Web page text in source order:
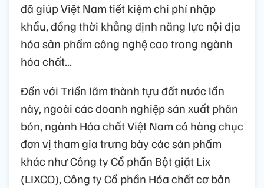
đã giúp Việt Nam tiết kiệm chi phí nhập
khẩu, đồng thời khẳng định năng lực nội địa
hóa sản phẩm công nghệ cao trong ngành
hóa chất...
Đến với Triển lãm thành tựu đất nước lần
này, ngoài các doanh nghiệp sản xuất phân
bón, ngành Hóa chất Việt Nam có hàng chục
đơn vị tham gia trưng bày các sản phẩm
khác như Công ty Cổ phần Bột giặt Lix
(LIXCO), Công ty Cổ phần Hóa chất cơ bản